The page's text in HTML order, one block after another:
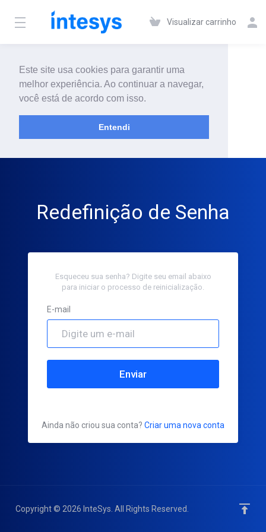
Este site usa cookies para garantir uma
melhor experiência. Ao continuar a navegar,
você está de acordo com isso.
Entendi
Visualizar carrinho
Redefinição de Senha
Esqueceu sua senha? Digite seu email abaixo
para iniciar o processo de reinicialização.
E-mail
Enviar
Ainda não criou sua conta? Criar uma nova conta
Copyright © 2026 InteSys. All Rights Reserved.